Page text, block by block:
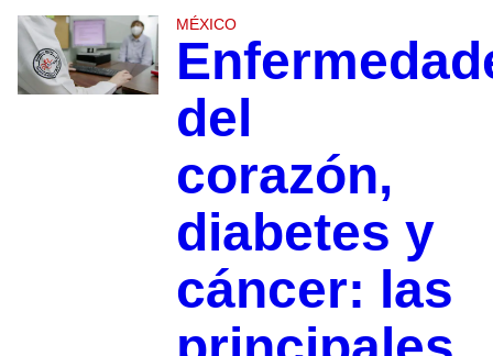
MÉXICO
del
corazón,
diabetes y
cáncer: las